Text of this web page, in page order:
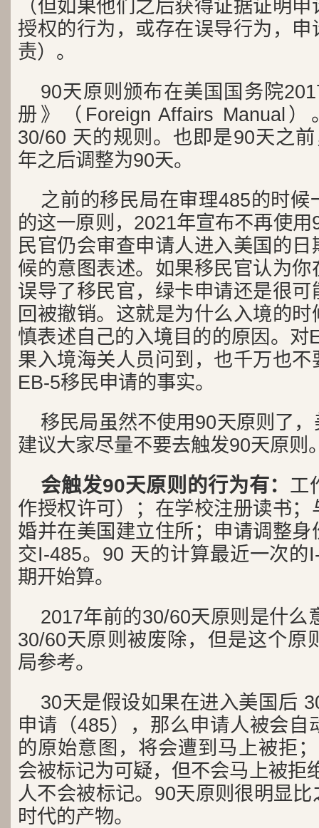
（但如果他们之后获得证据证明
授权的行为，或存在误导行为，
责）。
90天原则颁布在美国国务院
册》（Foreign Affairs Manual
30/60 天的规则。也即是90天之
年之后调整为90天。
之前的移民局在审理485的时候
的这一原则，2021年宣布不再使
民官仍会审查申请人进入美国的
候的意图表述。如果移民官认为
误导了移民官，绿卡申请还是很
回被撤销。这就是为什么入境的
慎表述自己的入境目的的原因。对
果入境海关人员问到，也千万也
EB-5移民申请的事实。
移民局虽然不使用90天原则了
建议大家尽量不要去触发90天原则
会触发90天原则的行为有： 工
作授权许可）；在学校注册读书
婚并在美国建立住所；申请调整
交I-485。90 天的计算最近一次的
期开始算。
2017年前的30/60天原则是什么
30/60天原则被废除，但是这个原
局参考。
30天是假设如果在进入美国后
申请（485），那么申请人被会自
的原始意图，将会遭到马上被拒
会被标记为可疑，但不会马上被拒
人不会被标记。90天原则很明显
时代的产物。